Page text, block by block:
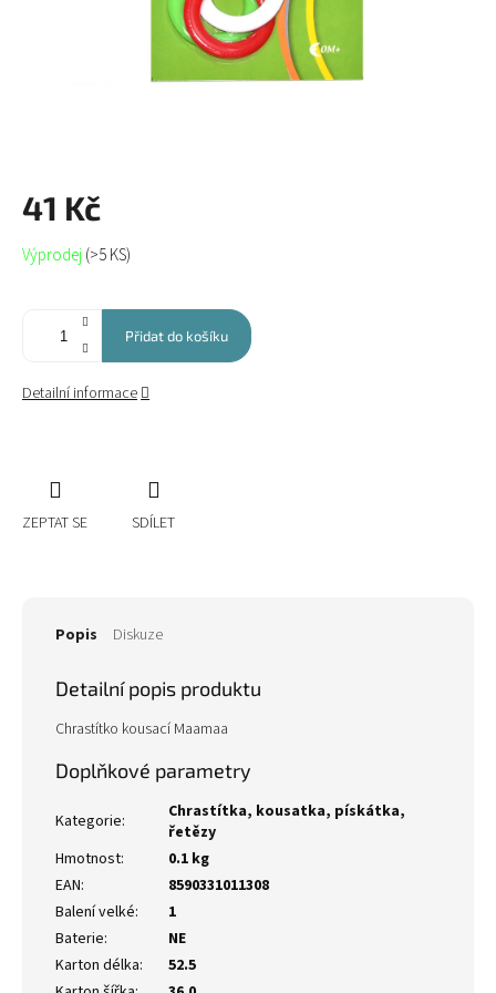
41 Kč
Měrná
cena:
Výprodej(>5 KS)
Přidat do košíku
Detailní informace
ZEPTAT SE SDÍLET
Popis Diskuze
Detailní popis produktu
Chrastítko kousací Maamaa
Doplňkové parametry
Kategorie:
Chrastítka, kousatka, pískátka,
řetězy
Hmotnost:
0.1 kg
EAN:
8590331011308
Balení velké:
1
Baterie:
NE
Karton délka:
52.5